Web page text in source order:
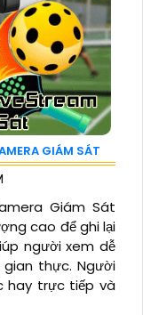
GIÁM SÁT
Giám Sát
cao để ghi lại
người xem dễ
thực. Người
hay trực tiếp và